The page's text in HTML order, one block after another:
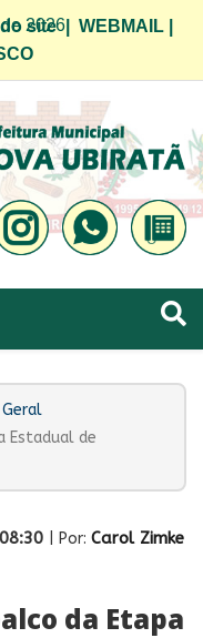
de 2026
site| WEBMAIL
Estadual de
| Por: Carol Zimke
da Etapa